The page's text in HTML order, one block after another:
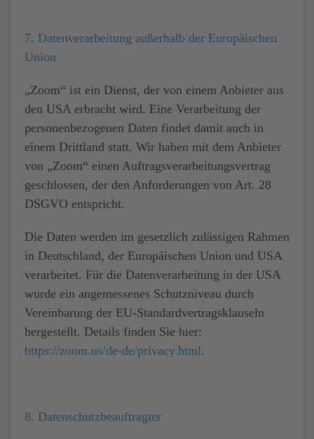
7. Datenverarbeitung außerhalb der Europäischen
Union
„Zoom“ ist ein Dienst, der von einem Anbieter aus
den USA erbracht wird. Eine Verarbeitung der
personenbezogenen Daten findet damit auch in
einem Drittland statt. Wir haben mit dem Anbieter
von „Zoom“ einen Auftragsverarbeitungsvertrag
geschlossen, der den Anforderungen von Art. 28
DSGVO entspricht.
Die Daten werden im gesetzlich zulässigen Rahmen
in Deutschland, der Europäischen Union und USA
verarbeitet. Für die Datenverarbeitung in der USA
wurde ein angemessenes Schutzniveau durch
Vereinbarung der EU-Standardvertragsklauseln
hergestellt. Details finden Sie hier:
https://zoom.us/de-de/privacy.html.
8. Datenschutzbeauftragter